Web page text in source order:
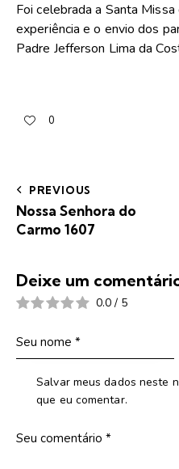
Foi celebrada a Santa
experiência e o envio dos
Padre Jefferson Lima da
0
PREVIOUS
Nossa Senhora do
Carmo 1607
Deixe um
0.0 / 5
Salvar meus dados neste
que eu comentar.